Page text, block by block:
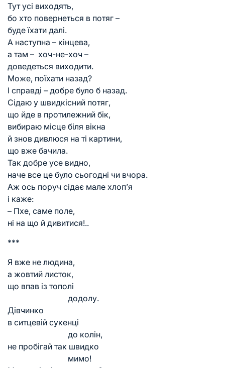
Тут усі виходять,
бо хто повернеться в потяг –
буде їхати далі.
А наступна – кінцева,
а там – хоч-не-хоч –
доведеться виходити.
Може, поїхати назад?
І справді – добре було б назад.
Сідаю у швидкісний потяг,
що йде в протилежний бік,
вибираю місце біля вікна
й знов дивлюся на ті картини,
що вже бачила.
Так добре усе видно,
наче все це було сьогодні чи вчора.
Аж ось поруч сідає мале хлоп’я
і каже:
– Пхе, саме поле,
ні на що й дивитися!..
***
Я вже не людина,
а жовтий листок,
що впав із тополі
додолу.
Дівчинко
в ситцевій сукенці
до колін,
не пробігай так швидко
мимо!